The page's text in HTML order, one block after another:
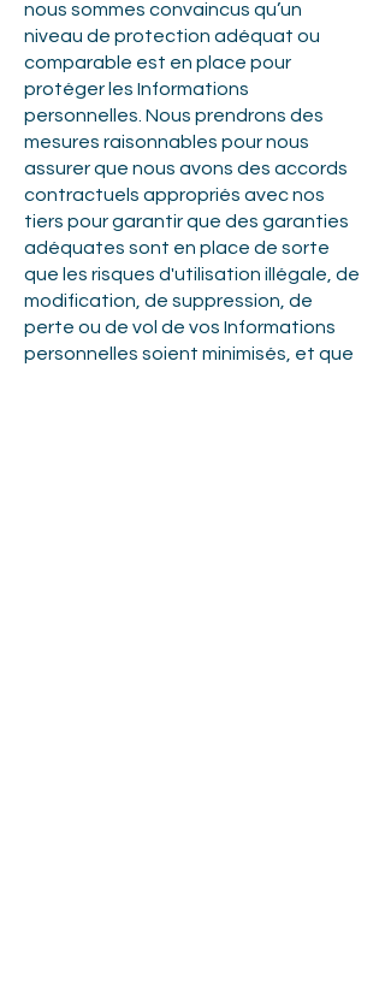
nous sommes convaincus qu’un
niveau de protection adéquat ou
comparable est en place pour
protéger les Informations
personnelles. Nous prendrons des
mesures raisonnables pour nous
assurer que nous avons des accords
contractuels appropriés avec nos
tiers pour garantir que des garanties
adéquates sont en place de sorte
que les risques d'utilisation illégale, de
modification, de suppression, de
perte ou de vol de vos Informations
personnelles soient minimisés, et que